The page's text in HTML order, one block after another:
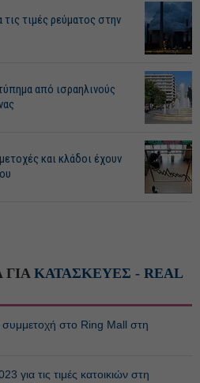
τιμές ρεύματος στην
από ισραηλινούς
και κλάδοι έχουν
ΓΙΑ ΚΑΤΑΣΚΕΥΕΣ - REAL
στο Ring Mall στη
για τις τιμές κατοικιών στη